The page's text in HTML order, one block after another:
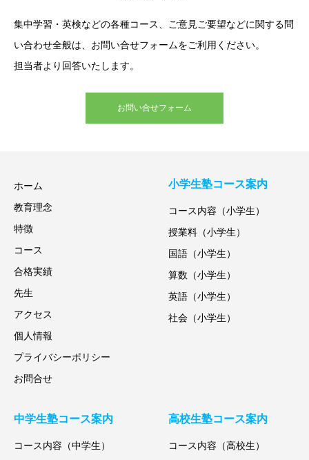
集中学習・英検などの各種コース、ご意見ご要望などに関する問
い合わせ全般は、お問い合せフォームをご利用ください。
担当者より回答いたします。
お問い合せフォーム
ホーム
教育理念
特徴
コース
合格実績
先生
アクセス
個人情報
プライバシーポリシー
お問合せ
小学生塾コース案内
コース内容（小学生）
授業料（小学生）
国語（小学生）
算数（小学生）
英語（小学生）
社会（小学生）
中学生塾コース案内
コース内容（中学生）
高校生塾コース案内
コース内容（高校生）